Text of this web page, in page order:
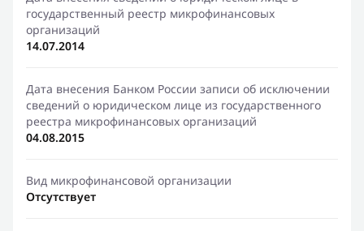
государственный реестр микрофинансовых
организаций
14.07.2014
Дата внесения Банком России записи об исключении
сведений о юридическом лице из государственного
реестра микрофинансовых организаций
04.08.2015
Вид микрофинансовой организации
Отсутствует